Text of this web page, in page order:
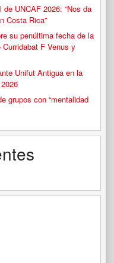
UNCAF 2026: “Nos da
Costa Rica”
su penúltima fecha de la
F Venus y
Unifut Antigua en la
grupos con “mentalidad